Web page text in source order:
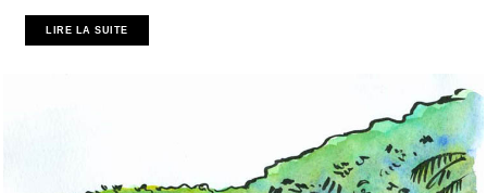
LIRE LA SUITE